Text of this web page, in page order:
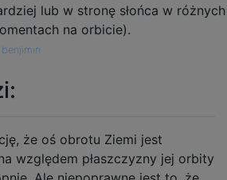
lub w stronę słońca w różnych
na orbicie).
benjimin
że oś obrotu Ziemi jest
względem płaszczyzny jej orbity